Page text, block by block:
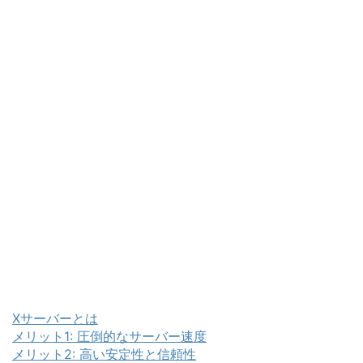
Xサーバーとは
メリット1: 圧倒的なサーバー速度
メリット2: 高い安定性と信頼性